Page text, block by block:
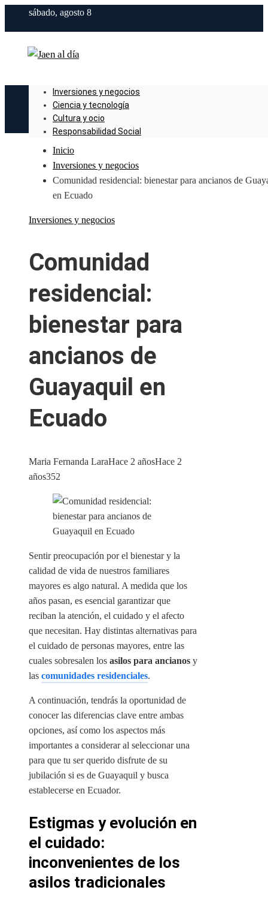
sábado, agosto 8
Inversiones y negocios
Ciencia y tecnología
Cultura y ocio
Responsabilidad Social
Inicio
Inversiones y negocios
Comunidad residencial: bienestar para ancianos de
en Ecuado
Inversiones y negocios
Comunidad
residencial:
bienestar para
ancianos de
Guayaquil en
Ecuado
Maria Fernanda LaraHace 2 añosHace 2
años352
Sentir preocupación por el bienestar y la
calidad de vida de nuestros familiares
mayores es algo natural. A medida que los
años pasan, es esencial garantizar que
reciban la atención, el cuidado y el afecto
que necesitan. Hay distintas alternativas para
el cuidado de personas mayores, entre las
cuales sobresalen los asilos para ancianos y
las comunidades residenciales.
A continuación, tendrás la oportunidad de
conocer las diferencias clave entre ambas
opciones, así como los aspectos más
importantes a considerar al seleccionar una
para que tu ser querido disfrute de su
jubilación si es de Guayaquil y busca
establecerse en Ecuador.
Estigmas y evolución en
el cuidado:
inconvenientes de los
asilos tradicionales